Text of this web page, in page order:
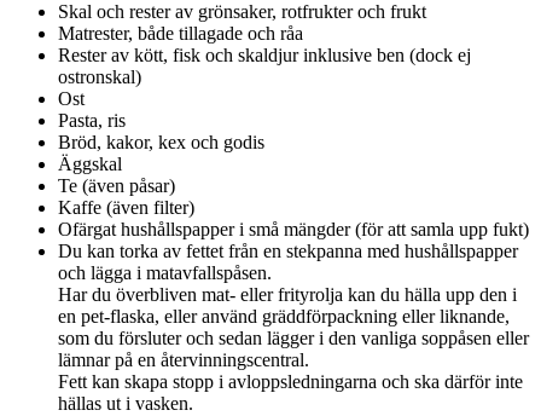
Skal och rester av grönsaker, rotfrukter och frukt
Matrester, både tillagade och råa
Rester av kött, fisk och skaldjur inklusive ben (dock ej
ostronskal)
Ost
Pasta, ris
Bröd, kakor, kex och godis
Äggskal
Te (även påsar)
Kaffe (även filter)
Ofärgat hushållspapper i små mängder (för att samla upp fukt)
Du kan torka av fettet från en stekpanna med hushållspapper
och lägga i matavfallspåsen.
Hardu överbliven mat- eller frityrolja kan du hälla upp den i
en pet-flaska, eller använd gräddförpackning eller liknande,
som du försluter och sedan lägger i den vanliga soppåsen eller
lämnar på en återvinningscentral.
Fett kan skapa stopp i avloppsledningarna och ska därför inte
hällas ut i vasken.